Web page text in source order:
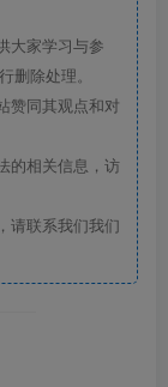
大家学习与参
删除处理。
赞同其观点和对
的相关信息，访
请联系我们我们